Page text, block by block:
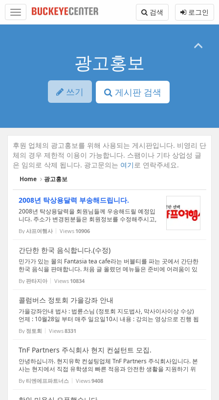
본
바
메
토
로그인
검색
광고홍보
쓰기 게시판 검색
후원 업체의 광고홍보를 위해 사용되는 게시판입니다. 비영리 단
체의 경우 제한적 이용이 가능합니다. 스팸이나 기타 상업성 글
은 임의로 삭제 됩니다. 광고문의는 여기로 연락주세요.
Home 광고홍보
2008년 탁상용달력 부송해드립니다.
2008년 탁상용달력을 회원님들께 우송해드릴 예정입
니다. 주소가 변경된분들은 회원정보를 수정해주시고,
회원이 아니신분들은 홈페이지(WWW.SHARPTOURS.
COM)을 방문하시어 회원가입을 하시면 됩니다.
By샤프여행사 Views 10906
간단한 한국 음식합니다.(수정)
민가가 있는 몰의 Fantasia tea cafe라는 버블티를 파는 곳에서 간단한
한국 음식을 판매합니다. 처음 글 올렸던 메뉴들은 준비에 어려움이 있
으셔서 다른 메뉴들로 바꾸셨다고 하시네요. 국수는 그만 두시고 떡국,
만두국, 떡복이, 각종 라면류 하신다고 그러...
By 판타지아 Views 10834
콜럼버스 정토회 가을강좌 안내
가을강좌안내 법사 : 법륜스님 (정토회 지도법사, 막사이사이상 수상)
언제 : 10월28일 부터 매주 일요일10시 내용 : 강의는 영상으로 진행 됩
니다. 1강 : 화 2강 : 자유로운 삶 3강 : 외로움과 고독한 삶을 넘어 4강 :
아버지로서의 당당한 삶 5강 : 성과 사...
By 정토회 Views8331
TnF Partners 주식회사 현지 컨설턴트 모집.
안녕하십니까. 현지유학 컨설팅업체 TnF Partners 주식회사입니다. 본
사는 현지에서 직접 유학생의 빠른 적응과 안전한 생활을 지원하기 위
하여 조직되어진 회사로, 지금까지 봉사형태로 이루어져 오던 일들을
보다 책임감을 가지고 체계적으로 관리할 뿐만 아...
By 티엔에프파트너스 Views9408